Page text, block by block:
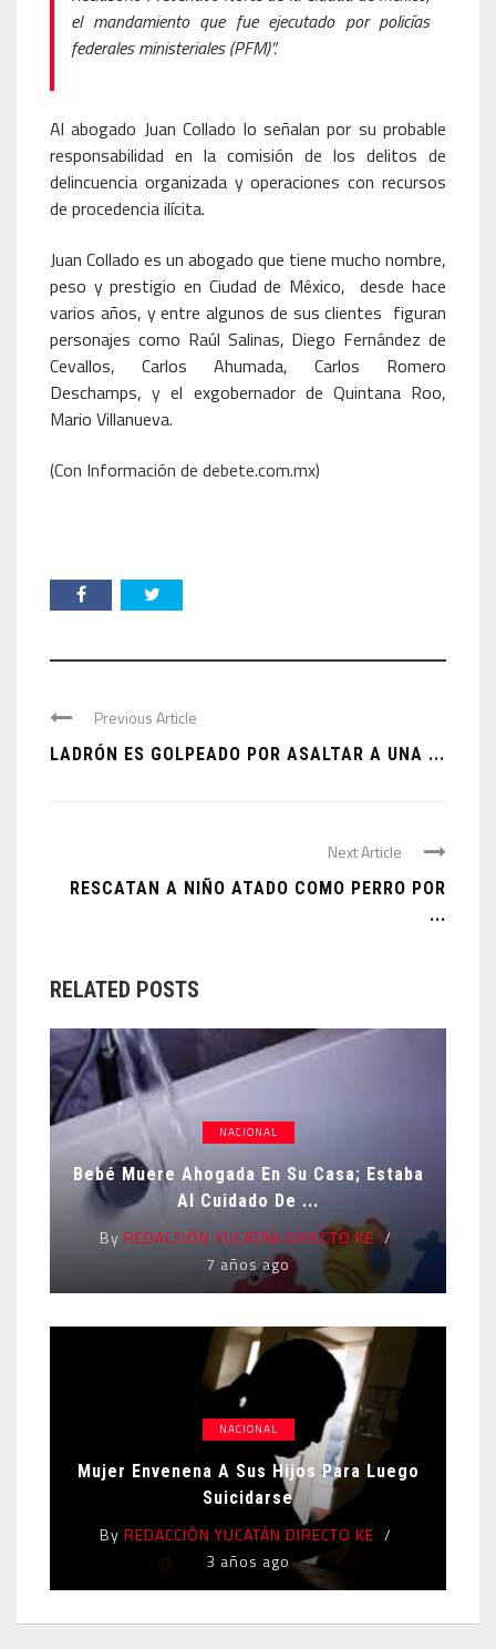
el mandamiento que fue ejecutado por policías
federales ministeriales (PFM)”.
Al abogado Juan Collado lo señalan por su probable
responsabilidad en la comisión de los delitos de
delincuencia organizada y operaciones con recursos
de procedencia ilícita.
Juan Collado es un abogado que tiene mucho nombre,
peso y prestigio en Ciudad de México, desde hace
varios años, y entre algunos de sus clientes figuran
personajes como Raúl Salinas, Diego Fernández de
Cevallos, Carlos Ahumada, Carlos Romero
Deschamps, y el exgobernador de Quintana Roo,
Mario Villanueva.
(Con Información de debete.com.mx)
Previous Article
LADRÓN ES GOLPEADO POR ASALTAR A UNA ...
Next Article
RESCATAN A NIÑO ATADO COMO PERRO POR
...
RELATED POSTS
NACIONAL
Bebé Muere Ahogada En Su Casa; Estaba
Al Cuidado De ...
By REDACCIÓN YUCATÁN DIRECTO KE
7 años ago
NACIONAL
Mujer Envenena A Sus Hijos Para Luego
Suicidarse
By REDACCIÓN YUCATÁN DIRECTO KE
3 años ago